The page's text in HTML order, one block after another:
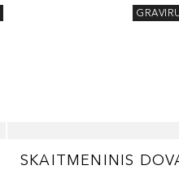
SKAITMENINIS